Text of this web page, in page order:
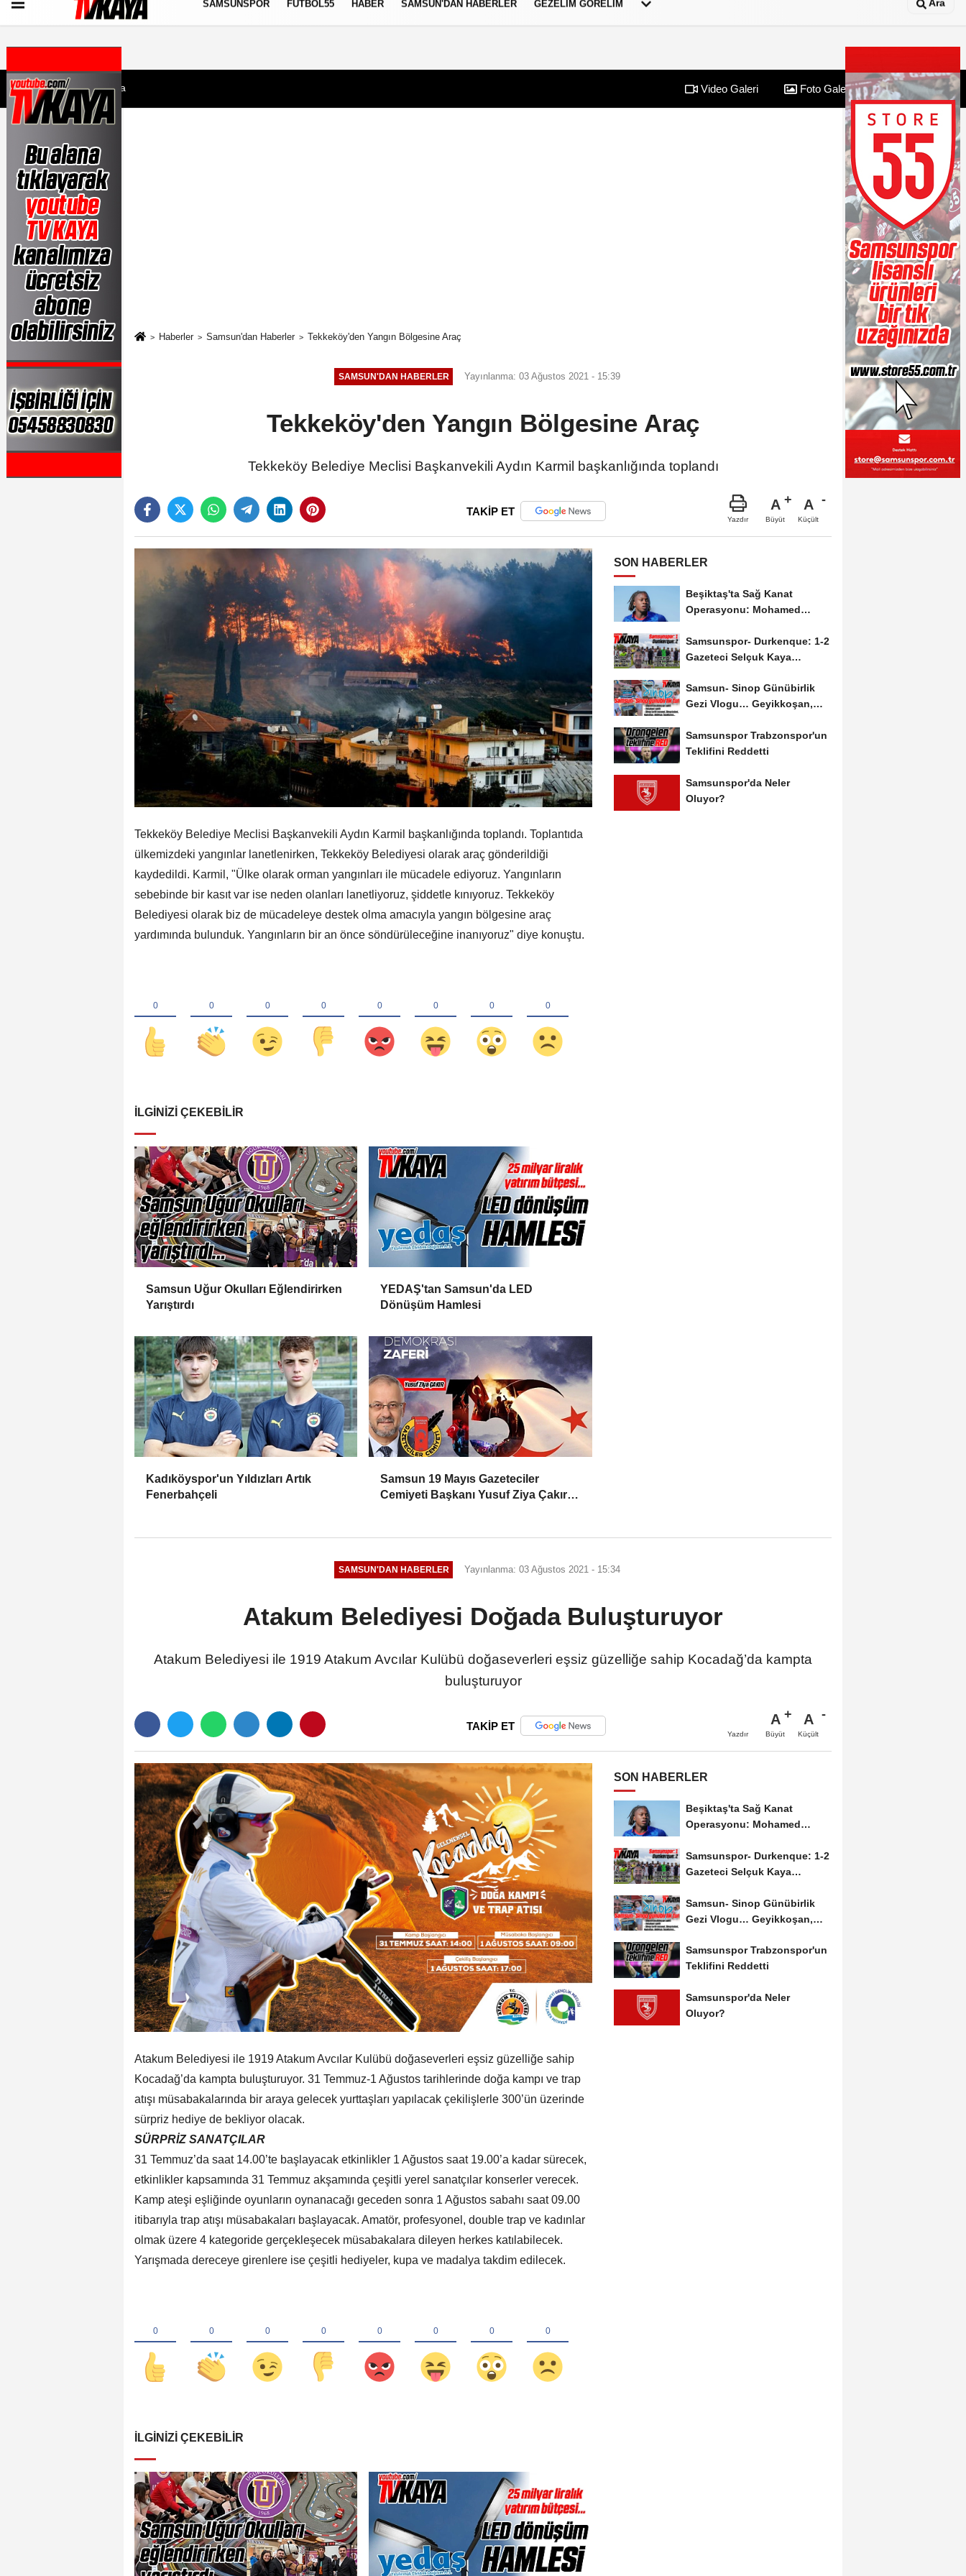
İletişim Çerez Politikası
SAMSUNSPOR FUTBOL55 HABER SAMSUN'DAN HABERLER GEZELIM GÖRELIM Ara
7 Ağustos 2026, Cuma Video Galeri Foto Galeri Yazarlar
Haberler Samsun'dan Haberler Tekkeköy'den Yangın Bölgesine Araç
SAMSUN'DAN HABERLER Yayınlanma: 03 Ağustos 2021 - 15:39
Tekkeköy'den Yangın Bölgesine Araç
Tekkeköy Belediye Meclisi Başkanvekili Aydın Karmil başkanlığında toplandı
TAKİP ET
Yazdır
A
Büyüt
A
Küçült
Tekkeköy Belediye Meclisi Başkanvekili Aydın Karmil başkanlığında toplandı. Toplantıda
ülkemizdeki yangınlar lanetlenirken, Tekkeköy Belediyesi olarak araç gönderildiği
kaydedildi. Karmil, "Ülke olarak orman yangınları ile mücadele ediyoruz. Yangınların
sebebinde bir kasıt var ise neden olanları lanetliyoruz, şiddetle kınıyoruz. Tekkeköy
Belediyesi olarak biz de mücadeleye destek olma amacıyla yangın bölgesine araç
yardımında bulunduk. Yangınların bir an önce söndürüleceğine inanıyoruz" diye konuştu.
İLGINIZI ÇEKEBILIR
Samsun Uğur Okulları Eğlendirirken
Yarıştırdı
YEDAŞ'tan Samsun'da LED
Dönüşüm Hamlesi
Kadıköyspor'un Yıldızları Artık
Fenerbahçeli
Samsun 19 Mayıs Gazeteciler
Cemiyeti Başkanı Yusuf Ziya Çakır:
SON HABERLER
Beşiktaş'ta Sağ Kanat
Operasyonu: Mohamed
Samsunspor- Durkenque: 1-2
Gazeteci Selçuk Kaya
Samsun- Sinop Günübirlik
Gezi Vlogu… Geyikkoşan,
Samsunspor Trabzonspor'un
Teklifini Reddetti
Samsunspor'da Neler
Oluyor?
SAMSUN'DAN HABERLER Yayınlanma: 03 Ağustos 2021 - 15:34
Atakum Belediyesi Doğada Buluşturuyor
Atakum Belediyesi ile 1919 Atakum Avcılar Kulübü doğaseverleri eşsiz güzelliğe sahip Kocadağ’da kampta
buluşturuyor
TAKİP ET
Yazdır
A
Büyüt
A
Küçült
Atakum Belediyesi ile 1919 Atakum Avcılar Kulübü doğaseverleri eşsiz güzelliğe sahip
Kocadağ’da kampta buluşturuyor. 31 Temmuz-1 Ağustos tarihlerinde doğa kampı ve trap
atışı müsabakalarında bir araya gelecek yurttaşları yapılacak çekilişlerle 300’ün üzerinde
sürpriz hediye de bekliyor olacak.
SÜRPRİZ SANATÇILAR
31 Temmuz’da saat 14.00’te başlayacak etkinlikler 1 Ağustos saat 19.00’a kadar sürecek,
etkinlikler kapsamında 31 Temmuz akşamında çeşitli yerel sanatçılar konserler verecek.
Kamp ateşi eşliğinde oyunların oynanacağı geceden sonra 1 Ağustos sabahı saat 09.00
itibarıyla trap atışı müsabakaları başlayacak. Amatör, profesyonel, double trap ve kadınlar
olmak üzere 4 kategoride gerçekleşecek müsabakalara dileyen herkes katılabilecek.
Yarışmada dereceye girenlere ise çeşitli hediyeler, kupa ve madalya takdim edilecek.
İLGINIZI ÇEKEBILIR
SON HABERLER
Beşiktaş'ta Sağ Kanat
Operasyonu: Mohamed
Samsunspor- Durkenque: 1-2
Gazeteci Selçuk Kaya
Samsun- Sinop Günübirlik
Gezi Vlogu… Geyikkoşan,
Samsunspor Trabzonspor'un
Teklifini Reddetti
Samsunspor'da Neler
Oluyor?